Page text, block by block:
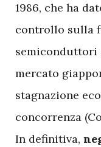
1986, che ha
controllo sulla
semiconduttori
mercato
stagnazione
concorrenza
In definitiva,